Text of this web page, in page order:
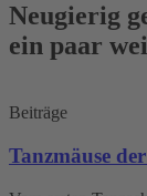
Neugierig
ein paar
Beiträge
Tanzmäuse